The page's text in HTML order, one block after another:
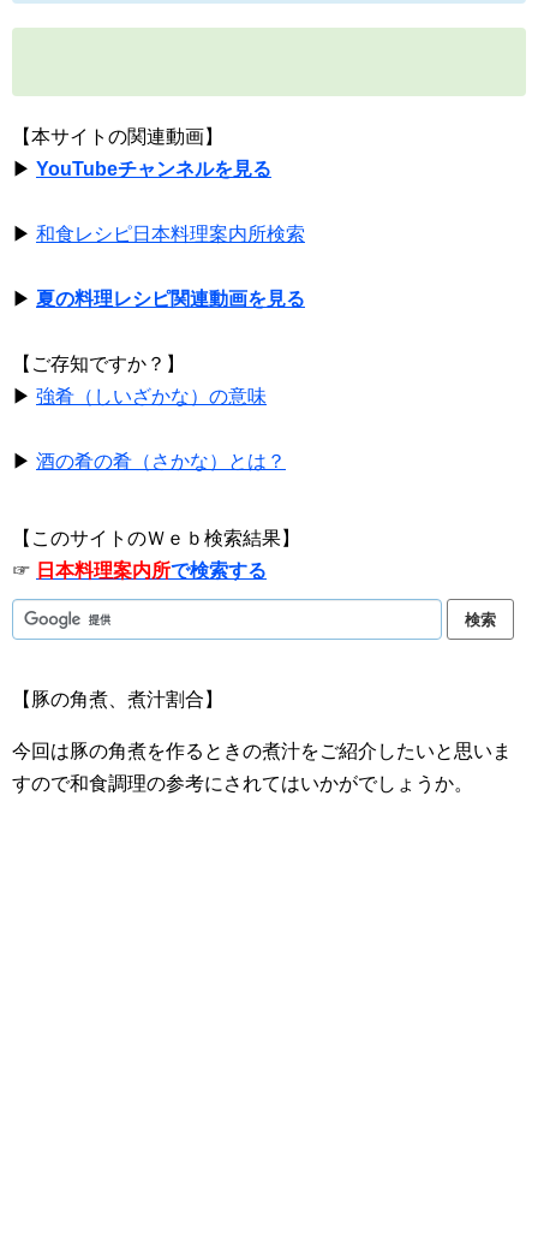
【本サイトの関連動画】
▶ YouTubeチャンネルを見る
▶ 和食レシピ日本料理案内所検索
▶ 夏の料理レシピ関連動画を見る
【ご存知ですか？】
▶ 強肴（しいざかな）の意味
▶ 酒の肴の肴（さかな）とは？
【このサイトのＷｅｂ検索結果】
☞ 日本料理案内所で検索する
【豚の角煮、煮汁割合】
今回は豚の角煮を作るときの煮汁をご紹介したいと思いま
すので和食調理の参考にされてはいかがでしょうか。